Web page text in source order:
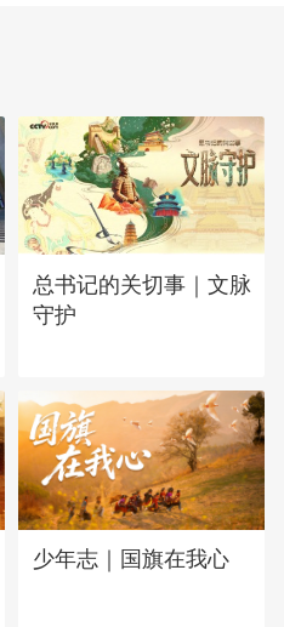
总书记的关切事｜文脉
守护
少年志｜国旗在我心